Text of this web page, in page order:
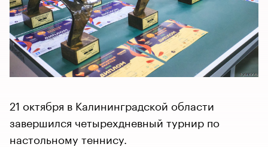
21 октября в Калининградской области
завершился четырехдневный турнир по
настольному теннису.